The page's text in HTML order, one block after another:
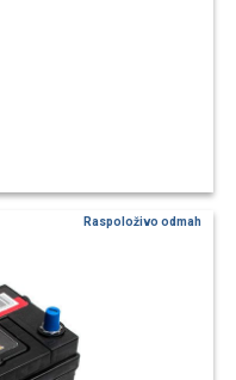
Raspoloživo odmah